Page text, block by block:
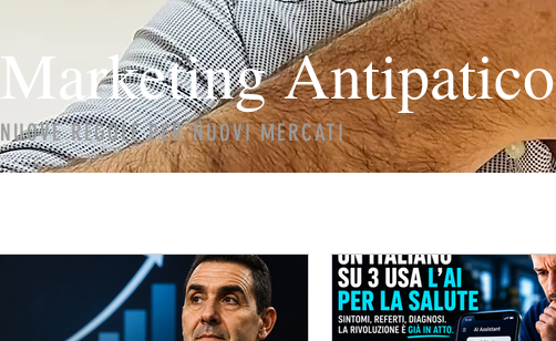
Marketing Antipatico
NUOVE REGOLE PER NUOVI MERCATI